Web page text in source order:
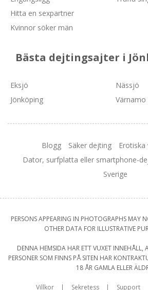
Hitta en sexpartner
Kvinnor söker män
Bästa dejtingsajter i
Eksjö
Jönköping
Nässjö
Värnamo
Blogg Säker dejting
Dator, surfplatta eller smartphone-
Sverige
PERSONS APPEARING IN PHOTOGRAPHS MAY
OTHER DATA FOR ILLUSTRATIVE
DENNA HEMSIDA HAR ETT VUXET INNEHÅLL,
PERSONER SOM FINNS PÅ SITEN HAR
18 ÅR GAMLA ELLER
Villkor Sekretess Support